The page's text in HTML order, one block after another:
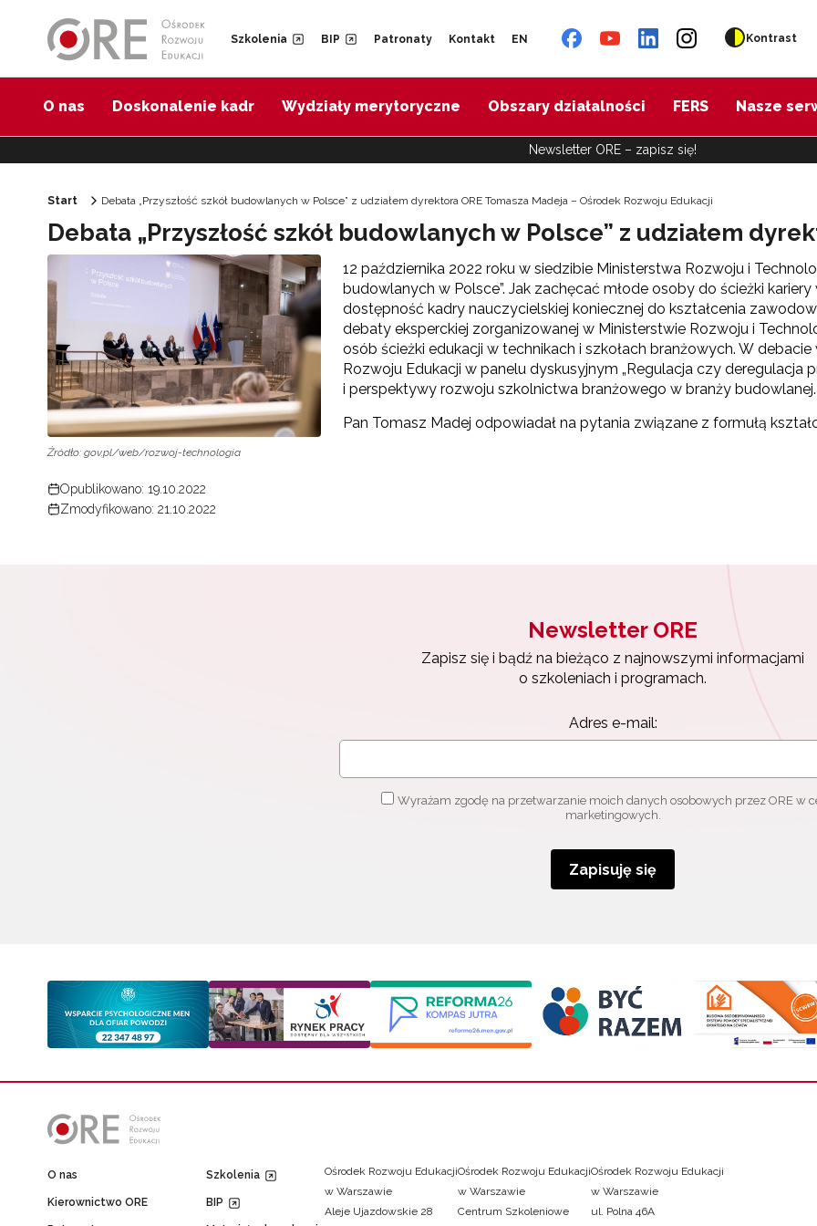
Szkolenia BIP Patronaty Kontakt EN Kontrast
O nas Doskonalenie kadr Wydziały merytoryczne Obszary działalności FERS Nasze
Newsletter ORE – zapisz się!
Start Debata „Przyszłość szkół budowlanych w Polsce” z udziałem dyrektora ORE Tomasza Madeja – Ośrodek Rozwoju Edukacji
Debata „Przyszłość szkół budowlanych w Polsce” z udziałem
Źródło: gov.pl/web/rozwoj-technologia
12 października 2022 roku w siedzibie Ministerstwa Rozwoju i
budowlanych w Polsce”. Jak zachęcać młode osoby do ścieżki
dostępność kadry nauczycielskiej koniecznej do kształcenia
debaty eksperckiej zorganizowanej w Ministerstwie Rozwoju i
osób ścieżki edukacji w technikach i szkołach branżowych. W
Rozwoju Edukacji w panelu dyskusyjnym „Regulacja czy
i perspektywy rozwoju szkolnictwa branżowego w branży budowlanej.
Pan Tomasz Madej odpowiadał na pytania związane z formułą
Opublikowano: 19.10.2022
Zmodyfikowano: 21.10.2022
Newsletter ORE
Zapisz się i bądź na bieżąco z najnowszymi informacjami
o szkoleniach i programach.
Adres e-mail:
Wyrażam zgodę na przetwarzanie moich danych osobowych przez ORE w
marketingowych.
Zapisuję się
O nas
Kierownictwo ORE
Szkolenia
BIP
Ośrodek Rozwoju Edukacji
w Warszawie
Aleje Ujazdowskie 28
Ośrodek Rozwoju Edukacji
w Warszawie
Centrum Szkoleniowe
Ośrodek Rozwoju Edukacji
w Warszawie
ul. Polna 46A